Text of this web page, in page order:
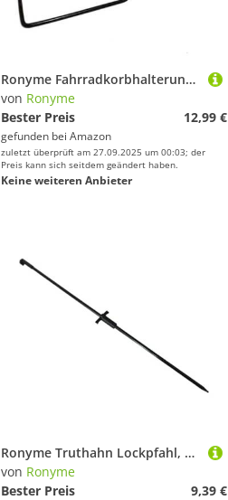
Ronyme Fahrradkorbhalterung, Fahrradhalterung aus Eisen, Fahrradkorbhalterung vorne, Korbhalterung für Rennrad, Mountainbike, Fahrrad, S
von Ronyme
Bester Preis
12,99 €
gefunden bei Amazon
zuletzt überprüft am 27.09.2025 um 00:03; der
Preis kann sich seitdem geändert haben.
Keine weiteren Anbieter
Ronyme Truthahn Lockpfahl, Tragbar, Leicht, für Outdoor Zubehör, Gobbler
von Ronyme
Bester Preis
9,39 €